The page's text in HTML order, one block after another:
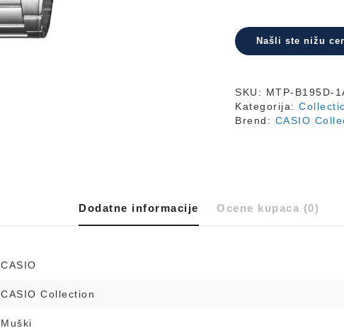
Našli ste nižu
SKU: MTP-B195D-
Kategorija:
Brend: CASIO
Dodatne informacije Ocene kupaca (0)
CASIO
CASIO Collection
Muški